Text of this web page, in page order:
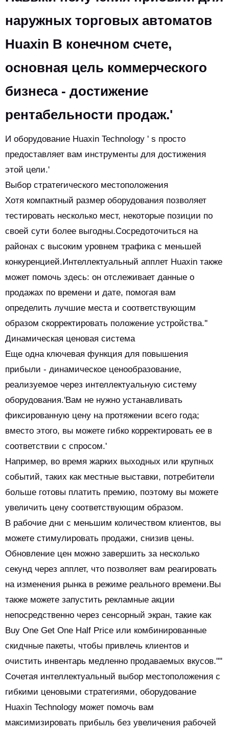
наружных торговых автоматов
Huaxin В конечном счете,
основная цель коммерческого
бизнеса - достижение
рентабельности продаж.'
И оборудование Huaxin Technology ' s просто
предоставляет вам инструменты для достижения
этой цели.'
Выбор стратегического местоположения
Хотя компактный размер оборудования позволяет
тестировать несколько мест, некоторые позиции по
своей сути более выгодны.Сосредоточиться на
районах с высоким уровнем трафика с меньшей
конкуренцией.Интеллектуальный апплет Huaxin также
может помочь здесь: он отслеживает данные о
продажах по времени и дате, помогая вам
определить лучшие места и соответствующим
образом скорректировать положение устройства.''
Динамическая ценовая система
Еще одна ключевая функция для повышения
прибыли - динамическое ценообразование,
реализуемое через интеллектуальную систему
оборудования.'Вам не нужно устанавливать
фиксированную цену на протяжении всего года;
вместо этого, вы можете гибко корректировать ее в
соответствии с спросом.'
Например, во время жарких выходных или крупных
событий, таких как местные выставки, потребители
больше готовы платить премию, поэтому вы можете
увеличить цену соответствующим образом.
В рабочие дни с меньшим количеством клиентов, вы
можете стимулировать продажи, снизив цены.
Обновление цен можно завершить за несколько
секунд через апплет, что позволяет вам реагировать
на изменения рынка в режиме реального времени.Вы
также можете запустить рекламные акции
непосредственно через сенсорный экран, такие как
Buy One Get One Half Price или комбинированные
скидчные пакеты, чтобы привлечь клиентов и
очистить инвентарь медленно продаваемых вкусов.""
Сочетая интеллектуальный выбор местоположения с
гибкими ценовыми стратегиями, оборудование
Huaxin Technology может помочь вам
максимизировать прибыль без увеличения рабочей